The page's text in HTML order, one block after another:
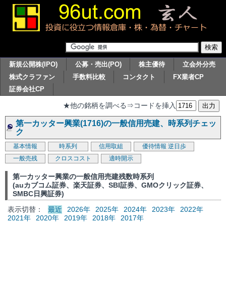
新規公開株(IPO) 公募・売出(PO) 株主優待
立会外分売
株式クラファン
手数料比較 コンタクト
FX業者CP
証券会社CP
★他の銘柄を調べる⇒コードを挿入
第一カッター興業(1716)の一般信用売建、時系列チェッ
ク
基本情報 時系列 信用取組 優待情報 逆日歩
一般売残
クロスコスト 適時開示
第一カッター興業の一般信用売建残数時系列
(auカブコム証券、楽天証券、SBI証券、GMOクリック証券、
SMBC日興証券)
表示切替：
最近 2026年 2025年 2024年 2023年
2022年
2021年
2020年 2019年 2018年 2017年